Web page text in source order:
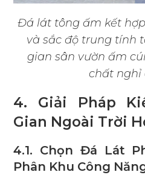
Đá lát tông ấm kết
và sắc độ trung tính
gian sân vườn ấm
chất nghỉ
4. Giải Pháp
Gian Ngoài Trời
4.1. Chọn Đá Lát
Phân Khu Công